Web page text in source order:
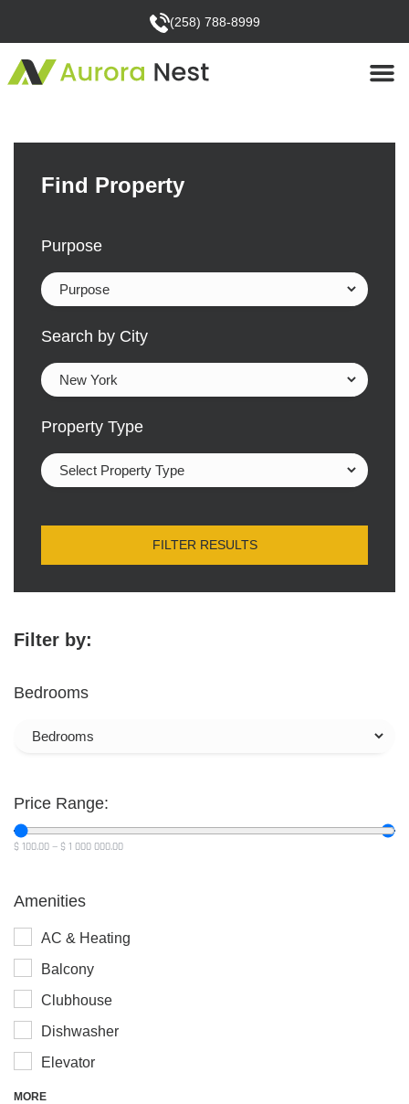
(258) 788-8999
Find Property
Purpose
Search by City
Property Type
FILTER RESULTS
Filter by:
Bedrooms
Price Range:
$ 100.00 — $ 1 000 000.00
Amenities
AC & Heating
Balcony
Clubhouse
Dishwasher
Elevator
MORE